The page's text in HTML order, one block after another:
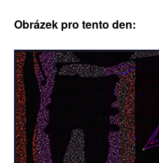
SOCIÁLNÍ SÍTĚ
RUBRIKY
PLNÁ VERZE STRÁNEK
Obrázek pro tento den: